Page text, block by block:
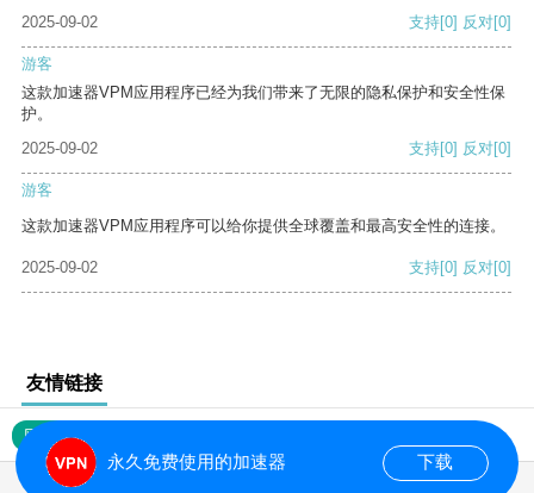
2025-09-02
支持[0] 反对[0]
游客
这款加速器VPM应用程序已经为我们带来了无限的隐私保护和安全性保
护。
2025-09-02
支持[0] 反对[0]
游客
这款加速器VPM应用程序可以给你提供全球覆盖和最高安全性的连接。
2025-09-02 支持[0] 反对[0]
友情链接
网站地图
永久免费使用的加速器 下载